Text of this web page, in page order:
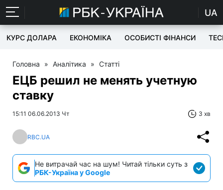
UA
КУРС ДОЛАРА ЕКОНОМІКА ОСОБИСТІ ФІНАНСИ
Головна » Аналітика » Статті
ЕЦБ решил не менять учетную
ставку
15:11 06.06.2013 Чт 3 хв
RBC.UA
Не витрачай час на шум! Читай тільки суть з
РБК-Україна у Google